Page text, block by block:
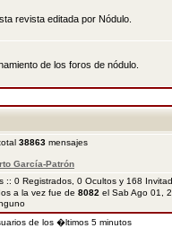
revista editada por Nódulo.
de los foros de nódulo.
38863 mensajes
García-Patrón
:: 0 Registrados, 0 Ocultos y 168
a la vez fue de 8082 el Sab Ago 01,
de los �ltimos 5 minutos